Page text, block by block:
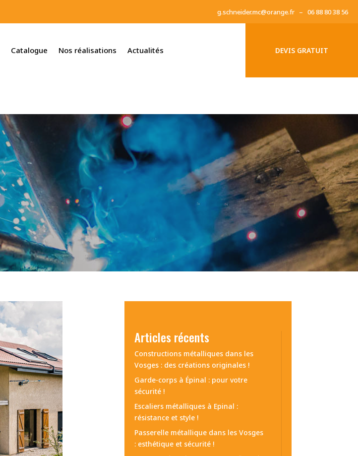
g.schneider.mc@orange.fr – 06 88 80 38 56
Catalogue Nos réalisations Actualités DEVIS GRATUIT
Articles récents
Constructions métalliques dans les
Vosges : des créations originales !
Garde-corps à Épinal : pour votre
sécurité !
Escaliers métalliques à Epinal :
résistance et style !
Passerelle métallique dans les Vosges
: esthétique et sécurité !